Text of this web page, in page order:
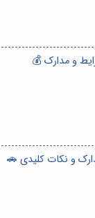
و نکات کلیدی 🚗